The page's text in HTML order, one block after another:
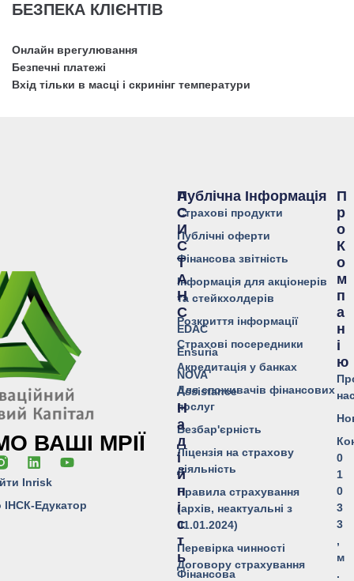
БЕЗПЕКА КЛІЄНТІВ
Онлайн врегулювання
Безпечні платежі
Вхід тільки в масці і скринінг температури
ВАШІ МРІЇ
Inrisk
ІНСК-Едукатор
Публічна Інформація
Страхові продукти
Публічні оферти
Фінансова звітність
Інформація для акціонерів
та стейкхолдерів
Розкриття інформації
Страхові посередники
Акредитація у банках
Для споживачів фінансових
послуг
Безбар'єрність
Ліцензія на страхову
діяльність
Правила страхування
(архів, неактуальні з
01.01.2024)
Перевірка чинності
Договору страхування
А
С
И
С
Т
А
Н
С
EDAC
Ensuria
NOVA
Assistance
Н
А
Д
І
Й
Н
І
С
Т
Ь
Фінансова
П
Р
О
К
О
М
П
А
Н
І
Ю
0
1
0
3
3
,
м
.